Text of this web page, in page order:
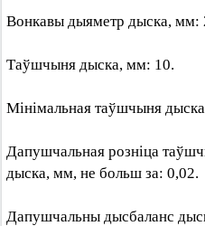
Вонкавы дыяметр дыска, мм:
Таўшчыня дыска, мм: 10.
Мінімальная таўшчыня
Дапушчальная розніца
дыска, мм, не больш за: 0,02.
Дапушчальны дысбаланс